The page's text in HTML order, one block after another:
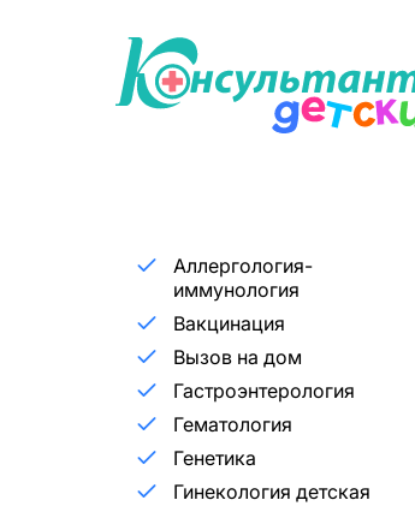
Аллергология-
иммунология
Вакцинация
Вызов на дом
Гастроэнтерология
Гематология
Генетика
Гинекология детская